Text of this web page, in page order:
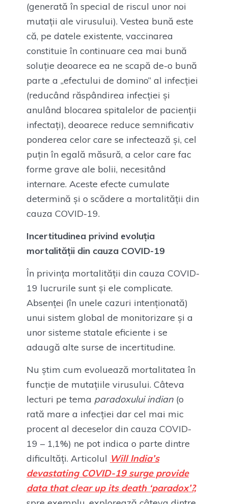
(generată în special de riscul unor noi
mutații ale virusului). Vestea bună este
că, pe datele existente, vaccinarea
constituie în continuare cea mai bună
soluție deoarece ea ne scapă de-o bună
parte a „efectului de domino” al infecției
(reducând răspândirea infecției și
anulând blocarea spitalelor de pacienții
infectați), deoarece reduce semnificativ
ponderea celor care se infectează și, cel
puțin în egală măsură, a celor care fac
forme grave ale bolii, necesitând
internare. Aceste efecte cumulate
determină și o scădere a mortalității din
cauza COVID-19.
Incertitudinea privind evoluția
mortalității din cauza COVID-19
În privința mortalității din cauza COVID-
19 lucrurile sunt și ele complicate.
Absenței (în unele cazuri intenționată)
unui sistem global de monitorizare și a
unor sisteme statale eficiente i se
adaugă alte surse de incertitudine.
Nu știm cum evoluează mortalitatea în
funcție de mutațiile virusului. Câteva
lecturi pe tema paradoxului indian (o
rată mare a infecției dar cel mai mic
procent al deceselor din cauza COVID-
19 – 1,1%) ne pot indica o parte dintre
dificultăți. Articolul Will India’s
devastating COVID-19 surge provide
data that clear up its death ‘paradox’?,